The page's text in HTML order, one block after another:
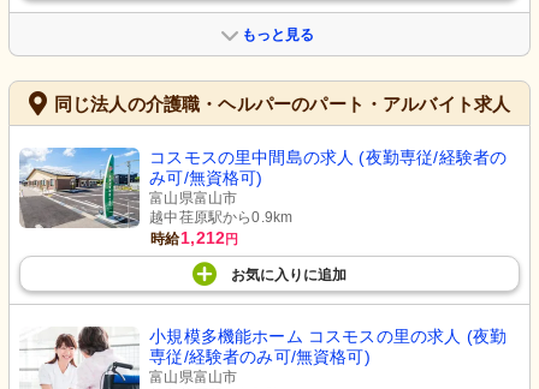
もっと見る
同じ法人の介護職・ヘルパーのパート・アルバイト求人
コスモスの里中間島の求人 (夜勤専従/経験者の
み可/無資格可)
富山県富山市
越中荏原駅から0.9km
時給1,212円
お気に入り に追加
小規模多機能ホーム コスモスの里の求人 (夜勤
専従/経験者のみ可/無資格可)
富山県富山市